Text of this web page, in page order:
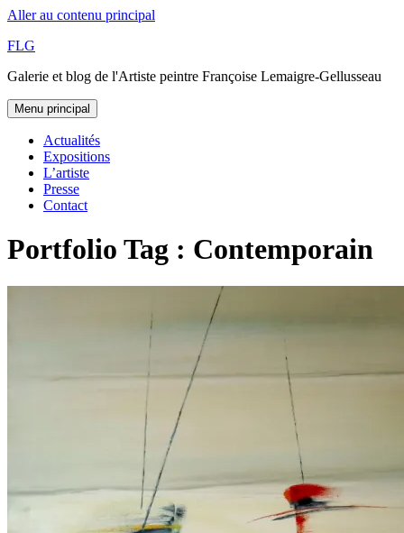
Aller au contenu principal
FLG
Galerie et blog de l'Artiste peintre Françoise Lemaigre-Gellusseau
Menu principal
Actualités
Expositions
L’artiste
Presse
Contact
Portfolio Tag : Contemporain